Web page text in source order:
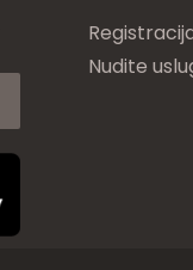
Nudite